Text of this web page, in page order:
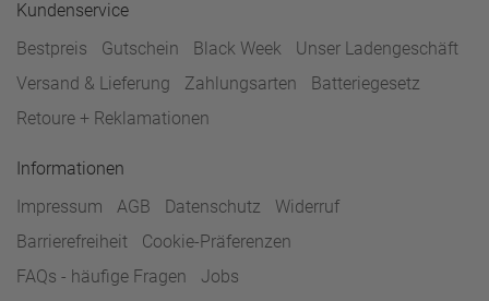
Kundenservice
Bestpreis
Gutschein Black Week
Unser Ladengeschäft
Versand & Lieferung
Zahlungsarten
Batteriegesetz
Retoure + Reklamationen
Informationen
Impressum
AGB Datenschutz
Widerruf
Barrierefreiheit
Cookie-Präferenzen
FAQs - häufige Fragen
Jobs